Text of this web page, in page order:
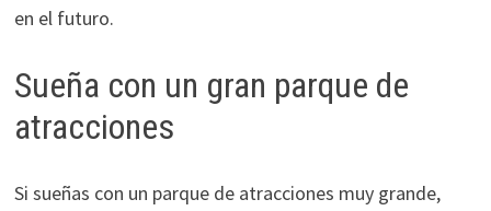
en el futuro.
Sueña con un gran parque de
atracciones
Si sueñas con un parque de atracciones muy grande,